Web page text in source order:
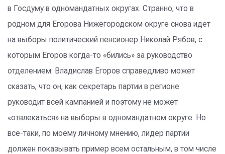
в Госдуму в одномандатных округах. Странно, что в
родном для Егорова Нижегородском округе снова идет
на выборы политический пенсионер Николай Рябов, с
которым Егоров когда-то «бились» за руководство
отделением. Владислав Егоров справедливо может
сказать, что он, как секретарь партии в регионе
руководит всей кампанией и поэтому не может
«отвлекаться» на выборы в одномандатном округе. Но
все-таки, по моему личному мнению, лидер партии
должен показывать пример всем остальным, в том числе